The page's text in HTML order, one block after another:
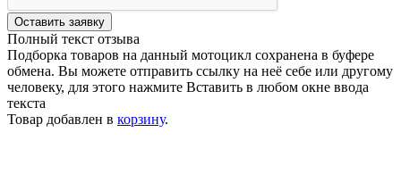
Оставить заявку
Полный текст отзыва
Подборка товаров на данный мотоцикл сохранена в буфере
обмена. Вы можете отправить ссылку на неё себе или другому
человеку, для этого нажмите Вставить в любом окне ввода
текста
Товар добавлен в корзину.